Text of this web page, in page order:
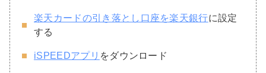
楽天カードの引き落とし口座を楽天銀行に設定
する
iSPEEDアプリ をダウンロード